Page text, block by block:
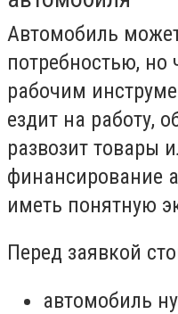
Автомобиль
потребностью, но
рабочим
ездит на работу,
развозит товары
финансирование
иметь понятную
Перед заявкой
автомобиль